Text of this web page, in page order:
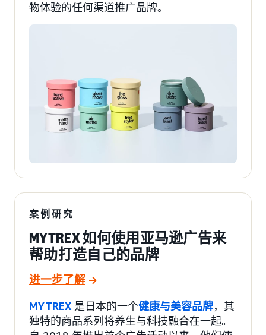
物体验的任何渠道推广品牌。
案例研究
MYTREX 如何使用亚马逊广告来
帮助打造自己的品牌
进一步了解
MYTREX 是日本的一个健康与美容品牌，其
独特的商品系列将养生与科技融合在一起。